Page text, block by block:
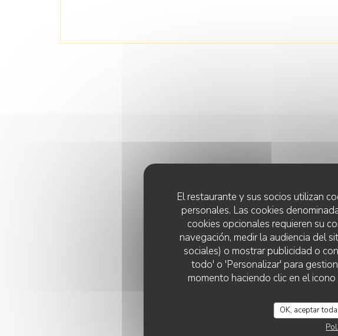
El restaurante y sus socios utilizan
personales. Las cookies
cookies opcionales requieren su
navegación, medir la audiencia del
sociales) o mostrar publicidad o
todo' o 'Personalizar' para
momento haciendo clic en el
OK, aceptar